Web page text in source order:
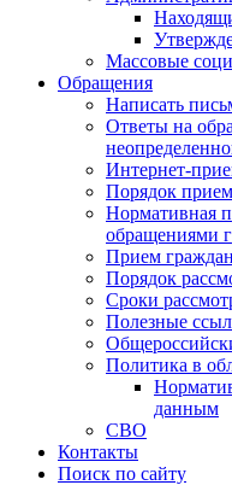
Массовые
Обращения
Написать
Ответы на
Интернет-
Порядок
Нормативная
обращениями
Прием граждан
Порядок
Сроки
Полезные
Политика в
данным
СВО
Контакты
Поиск по сайту